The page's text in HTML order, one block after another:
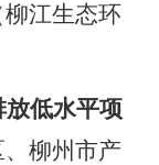
柳江生态环
放低水平项
柳州市产